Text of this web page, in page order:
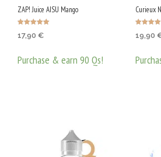
ZAP! Juice AISU Mango
5.00
17,90 €
Purchase & earn 90 Qs!
Curieux
4.00
19,90